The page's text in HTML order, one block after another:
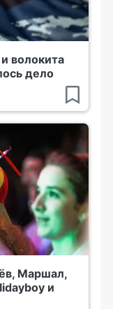
волокита
дело
Маршал,
и